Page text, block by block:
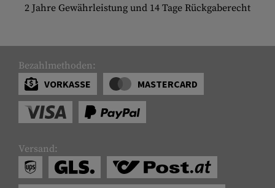
2 Jahre Gewährleistung und 14 Tage Rückgaberecht
Bezahlmethoden:
VORKASSE
MASTERCARD
Versand: